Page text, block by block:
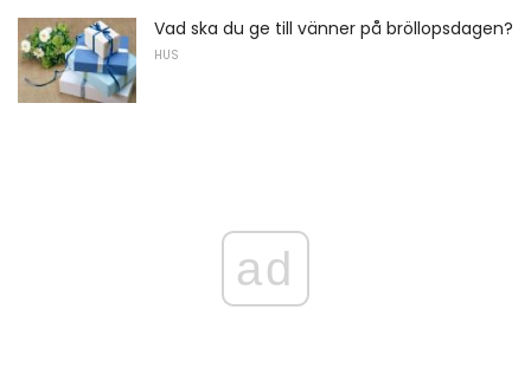
Vad ska du ge till vänner på bröllopsdagen?
HUS
ad